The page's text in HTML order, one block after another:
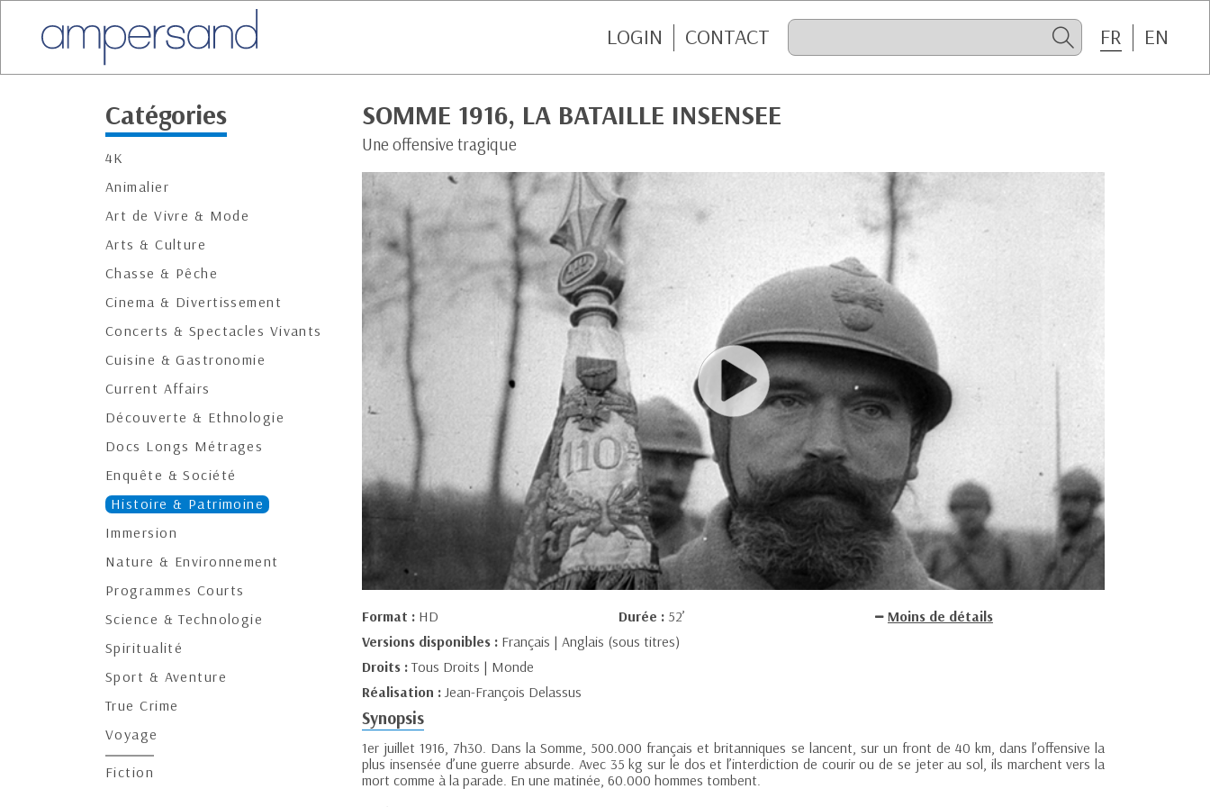
LOGIN CONTACT FR EN
Catégories
4K
Animalier
Art de Vivre & Mode
Arts & Culture
Chasse & Pêche
Cinema & Divertissement
Concerts & Spectacles Vivants
Cuisine & Gastronomie
Current Affairs
Découverte & Ethnologie
Docs Longs Métrages
Enquête & Société
Histoire & Patrimoine
Immersion
Nature & Environnement
Programmes Courts
Science & Technologie
Spiritualité
Sport & Aventure
True Crime
Voyage
Fiction
SOMME 1916, LA BATAILLE INSENSEE
Une offensive tragique
Format : HD Durée : 52’
Moins de détails
Versions disponibles : Français | Anglais (sous titres)
Droits :Tous Droits | Monde
Réalisation : Jean-François Delassus
Synopsis
1er juillet 1916, 7h30. Dans la Somme, 500.000 français et britanniques se lancent, sur un front de 40 km, dans l’offensive la
plus insensée d’une guerre absurde. Avec 35 kg sur le dos et l’interdiction de courir ou de se jeter au sol, ils marchent vers la
mort comme à la parade. En une matinée, 60.000 hommes tombent.